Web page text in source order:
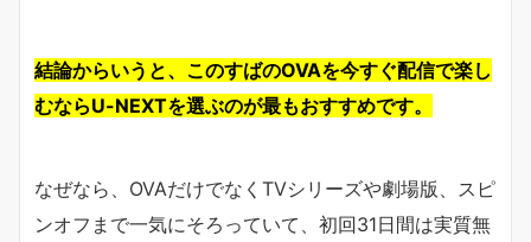
結論からいうと、このすばのOVAを今すぐ配信で楽し
むならU-NEXTを選ぶのが最もおすすめです。
なぜなら、OVAだけでなくTVシリーズや劇場版、スピ
ンオフまで一気にそろっていて、初回31日間は実質無